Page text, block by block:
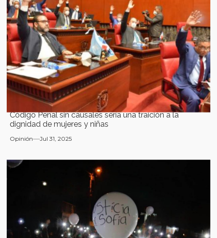
Código Penal sin causales sería una traición a la
dignidad de mujeres y niñas
Opinión Jul 31, 2025